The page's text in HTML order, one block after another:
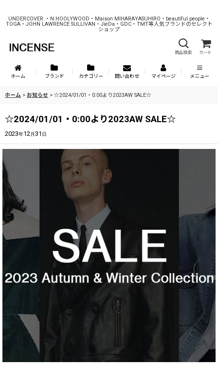
UNDERCOVER.・N.HOOLYWOOD・Maison MIHARAYASUHIRO・beautiful people・
TOGA・JOHN LAWRENCE SULLIVAN・JieDa・GDC・TMT等人気ブランドのセレクト
ショップ
商品検索 カート
ホーム ブランド カテゴリー 問い合わせ マイページ メニュー
ホーム > お知らせ > ☆2024/01/01・0:00より2023AW SALE☆
☆2024/01/01・0:00より2023AW SALE☆
2023年12月31 日